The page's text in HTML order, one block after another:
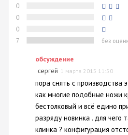
0
0
0
7
без
обсуждение
сергей 1 марта 2015 11:50
пора снять с производства
как многие подобные ножи
бестолковый и всё едино
разряду новинка . для чего
клинка ? конфигурация